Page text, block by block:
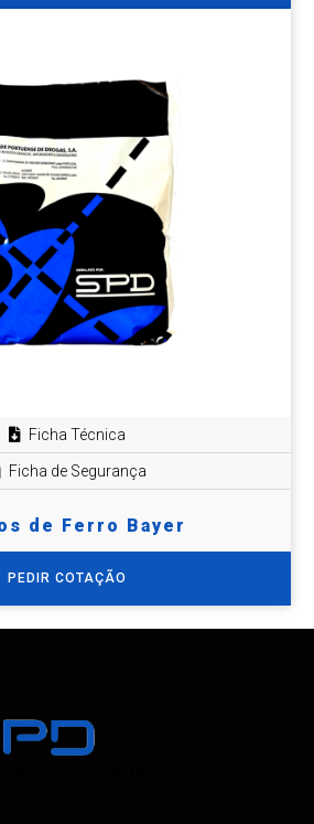
Ficha Técnica
Ficha de Segurança
de Ferro Bayer
PEDIR COTAÇÃO